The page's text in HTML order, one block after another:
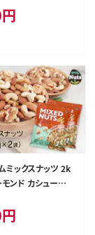
イロースト カリフ
産地直輸入 無塩
植物油不使用 防
おやつ 大容量ふ
業務用 ダイエ
中市 送料無料
円
ミックスナッツ 2k
ンド カシューナッ
モンド 無添加 ド
カリフォルニア堅
円